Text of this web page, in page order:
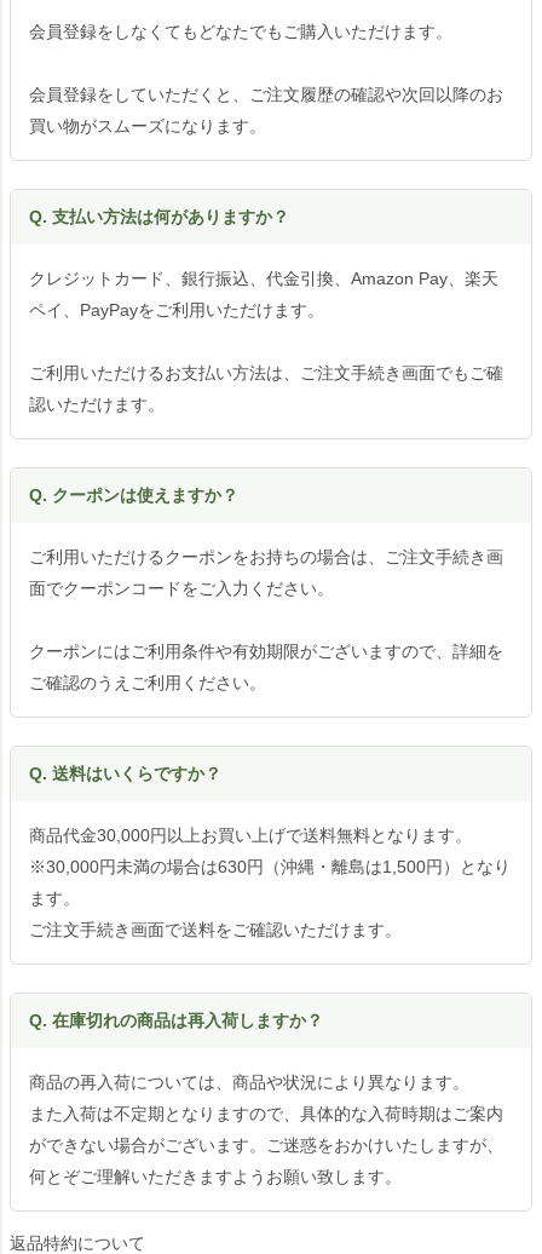
会員登録をしなくてもどなたでもご購入いただけます。
会員登録をしていただくと、ご注文履歴の確認や次回以降のお
買い物がスムーズになります。
Q. 支払い方法は何がありますか？
クレジットカード、銀行振込、代金引換、Amazon Pay、楽天
ペイ、PayPayをご利用いただけます。
ご利用いただけるお支払い方法は、ご注文手続き画面でもご確
認いただけます。
Q. クーポンは使えますか？
ご利用いただけるクーポンをお持ちの場合は、ご注文手続き画
面でクーポンコードをご入力ください。
クーポンにはご利用条件や有効期限がございますので、詳細を
ご確認のうえご利用ください。
Q. 送料はいくらですか？
商品代金30,000円以上お買い上げで送料無料となります。
※30,000円未満の場合は630円（沖縄・離島は1,500円）となり
ます。
ご注文手続き画面で送料をご確認いただけます。
Q. 在庫切れの商品は再入荷しますか？
商品の再入荷については、商品や状況により異なります。
また入荷は不定期となりますので、具体的な入荷時期はご案内
ができない場合がございます。ご迷惑をおかけいたしますが、
何とぞご理解いただきますようお願い致します。
返品特約について